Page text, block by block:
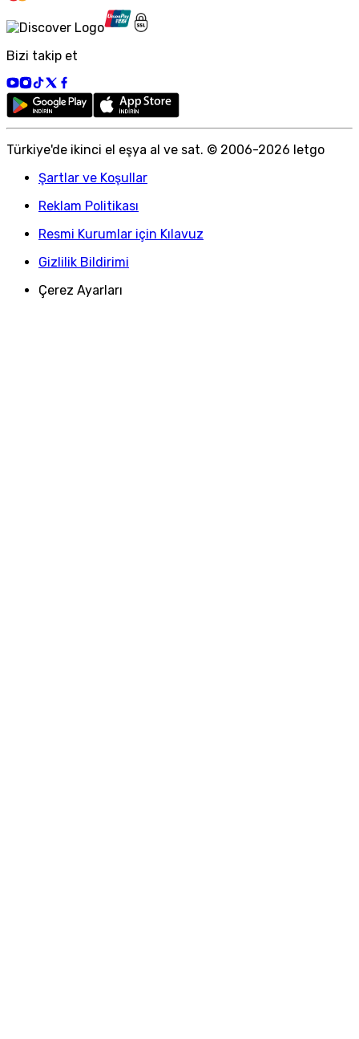
Bizi takip et
Türkiye'de ikinci el eşya al ve sat. © 2006-2026 letgo
Şartlar ve Koşullar
Reklam Politikası
Resmi Kurumlar için Kılavuz
Gizlilik Bildirimi
Çerez Ayarları